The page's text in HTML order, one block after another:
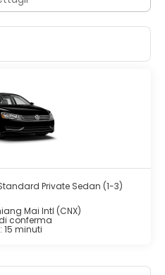
Private Sedan (1-3)
Mai Intl (CNX)
conferma
minuti